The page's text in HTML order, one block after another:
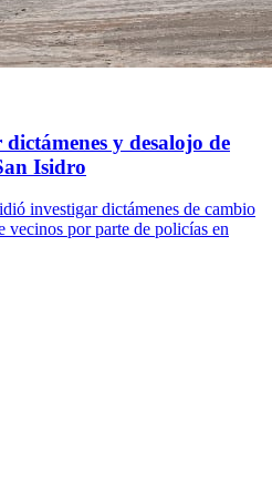
y desalojo de
Isidro
investigar dictámenes de cambio
vecinos por parte de policías en